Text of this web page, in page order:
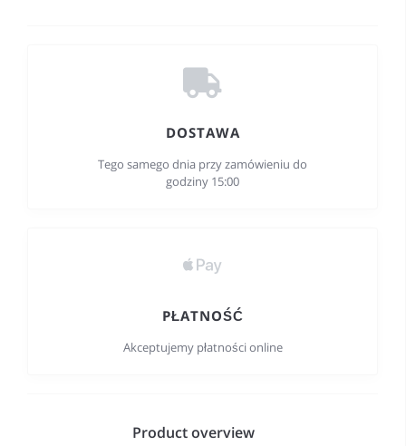
DOSTAWA
Tego samego dnia przy zamówieniu do
godziny 15:00
PŁATNOŚĆ
Akceptujemy płatności online
Product overview